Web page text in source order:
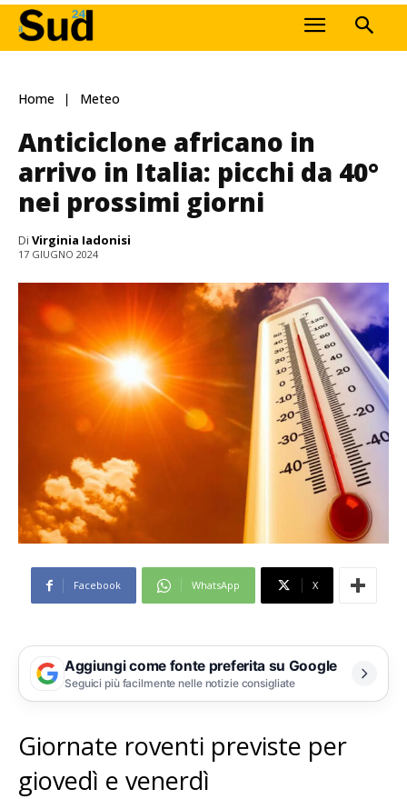
Home Meteo
Anticiclone africano in
arrivo in Italia: picchi da 40°
nei prossimi giorni
Di Virginia Iadonisi
17 GIUGNO 2024
Facebook WhatsApp X
Aggiungi come fonte preferita su Google
Seguici più facilmente nelle notizie consigliate
Giornate roventi previste per
giovedì e venerdì